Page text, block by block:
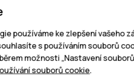
používáme ke zlepšení vašeho
s používáním souborů
možnosti „Nastavení
souborů cookie.